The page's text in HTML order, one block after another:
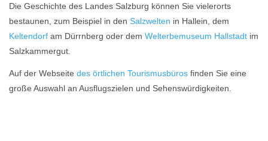
Die Geschichte des Landes Salzburg können Sie vielerorts
bestaunen, zum Beispiel in den Salzwelten in Hallein, dem
Keltendorf am Dürrnberg oder dem Welterbemuseum Hallstadt im
Salzkammergut.
Auf der Webseite des örtlichen Tourismusbüros finden Sie eine
große Auswahl an Ausflugszielen und Sehenswürdigkeiten.